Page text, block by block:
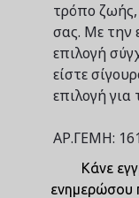
τρόπο
σας. Με την
επιλογή
είστε
επιλογή για
ΑΡ.ΓΕΜΗ:
Κάνε
ενημερώσου